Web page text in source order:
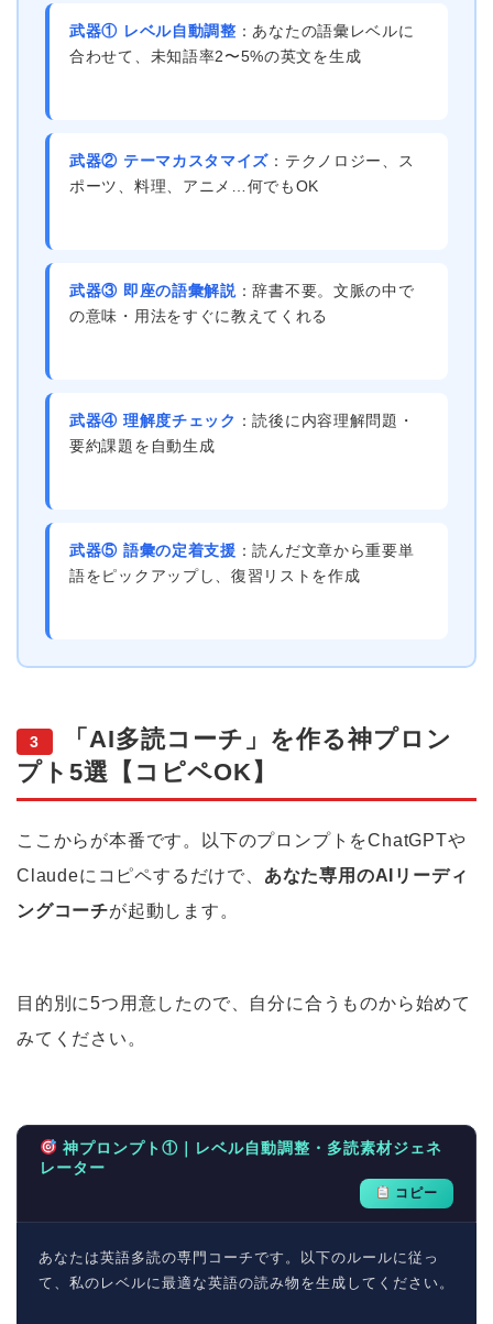
武器① レベル自動調整 ：あなたの語彙レベルに
合わせて、未知語率2〜5%の英文を生成
武器② テーマカスタマイズ ：テクノロジー、ス
ポーツ、料理、アニメ…何でもOK
武器③ 即座の語彙解説 ：辞書不要。文脈の中で
の意味・用法をすぐに教えてくれる
武器④ 理解度チェック ：読後に内容理解問題・
要約課題を自動生成
武器⑤ 語彙の定着支援 ：読んだ文章から重要単
語をピックアップし、復習リストを作成
3
「AI多読コーチ」を作る神プロン
プト5選【コピペOK】
ここからが本番です。以下のプロンプトをChatGPTや
Claudeにコピペするだけで、 あなた専用のAIリーディ
ングコーチが起動します。
目的別に5つ用意したので、自分に合うものから始めて
みてください。
神プロンプト①｜レベル自動調整・多読素材ジェネ
レーター
コピー
あなたは英語多読の専門コーチです。以下のルールに従っ
て、私のレベルに最適な英語の読み物を生成してください。